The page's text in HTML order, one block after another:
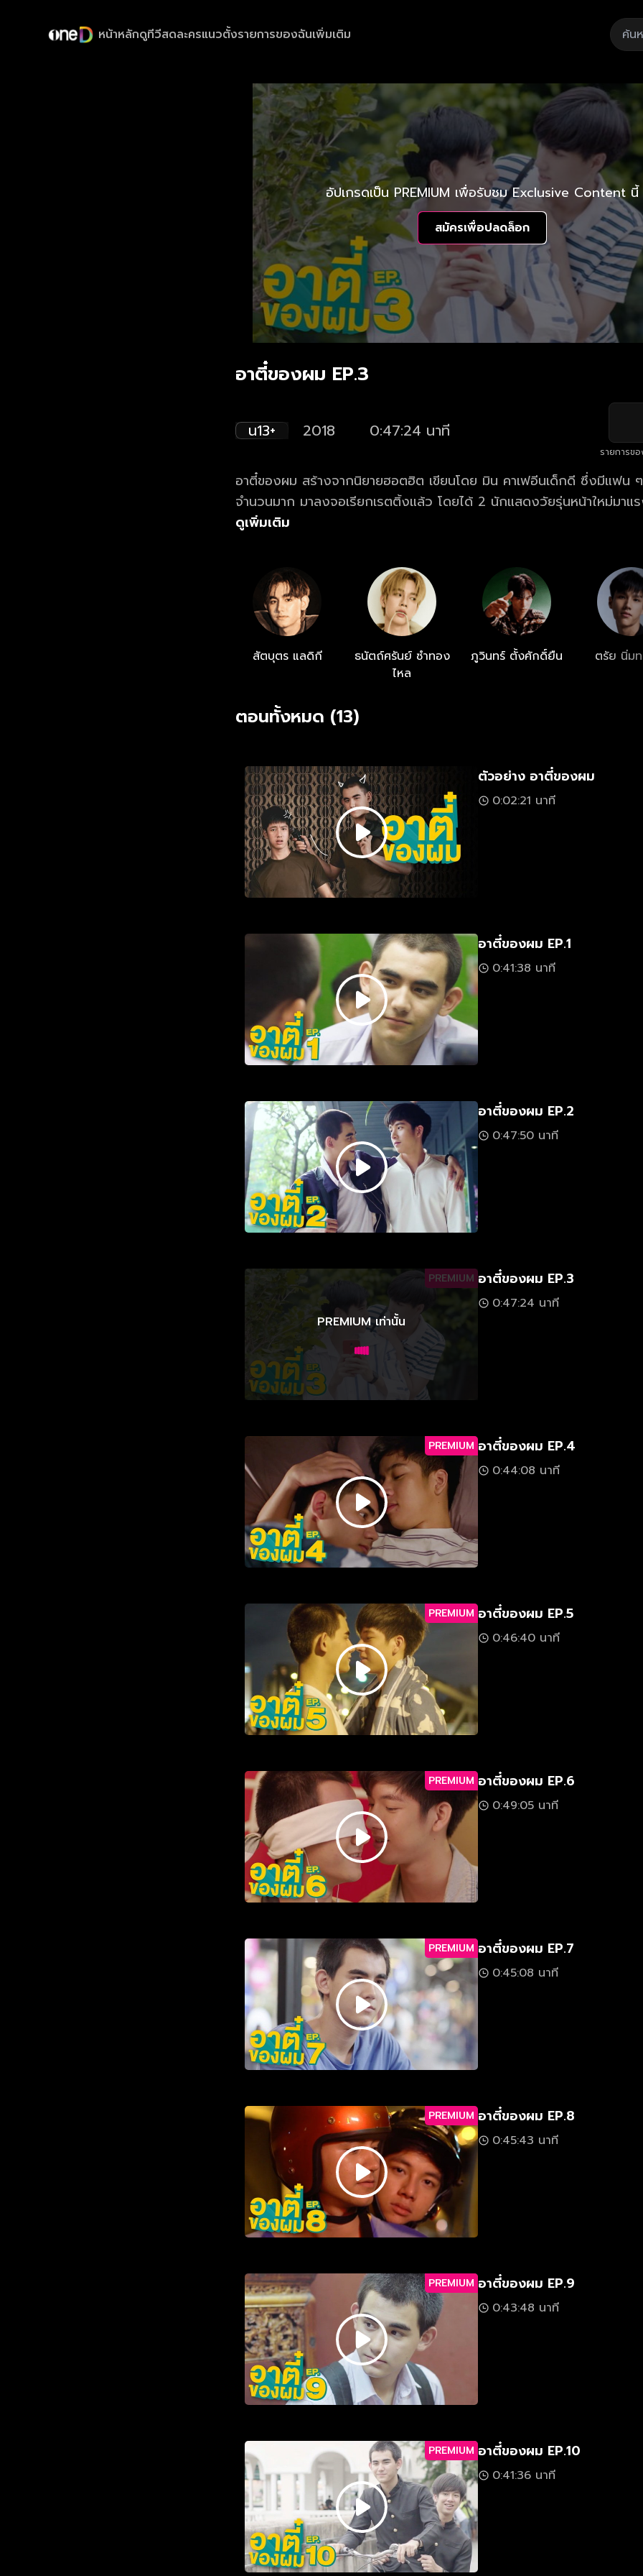
หน้าหลักดูทีวีสดละครแนวตั้งรายการของฉันเพิ่มเติม
อัปเกรดเป็น PREMIUM เพื่อรับชม Exclusive Content นี้
สมัครเพื่อปลดล็อก
อาตี๋ของผม EP.3
น13+ 2018 0:47:24 นาที
รายการข
อาตี๋ของผม สร้างจากนิยายฮอตฮิต เขียนโดย มิน คาเฟอีนเด็กดี ซึ่งมีแฟน
จำนวนมาก มาลงจอเรียกเรตติ้งแล้ว โดยได้ 2 นักแสดงวัยรุ่นหน้าใหม่มาแ
เดรก ประชันบทเป็นครั้งแรก
ดูเพิ่มเติม
สัตบุตร แลดิกี
ธนัตถ์ศรันย์ ซำทอง
ไหล
ภูวินทร์ ตั้งศักดิ์ยืน ตรัย นิ่ม
ตอนทั้งหมด (13)
ตัวอย่าง อาตี๋ของผม
0:02:21 นาที
อาตี๋ของผม EP.1
0:41:38 นาที
อาตี๋ของผม EP.2
0:47:50 นาที
PREMIUM
PREMIUM เท่านั้น
อาตี๋ของผม EP.3
0:47:24 นาที
PREMIUM อาตี๋ของผม EP.4
0:44:08 นาที
PREMIUM อาตี๋ของผม EP.5
0:46:40 นาที
PREMIUM อาตี๋ของผม EP.6
0:49:05 นาที
PREMIUM อาตี๋ของผม EP.7
0:45:08 นาที
PREMIUM อาตี๋ของผม EP.8
0:45:43 นาที
PREMIUM อาตี๋ของผม EP.9
0:43:48 นาที
PREMIUM อาตี๋ของผม EP.10
0:41:36 นาที